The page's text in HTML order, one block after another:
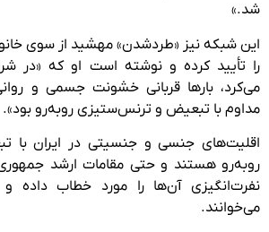
شد.»
این شبکه نیز «طردشدن» مهشید از سوی
را تأیید کرده و نوشته است او که «در
می‌کرد، بارها قربانی خشونت جسمی و
مداوم با تبعیض و ترنس‌ستیزی روبه‌رو بود».
اقلیت‌های جنسی و جنسیتی در ایران با
روبه‌رو هستند و حتی مقامات ارشد جمهوری
نفرت‌انگیزی آن‌ها را مورد خطاب داده و
می‌خوانند.